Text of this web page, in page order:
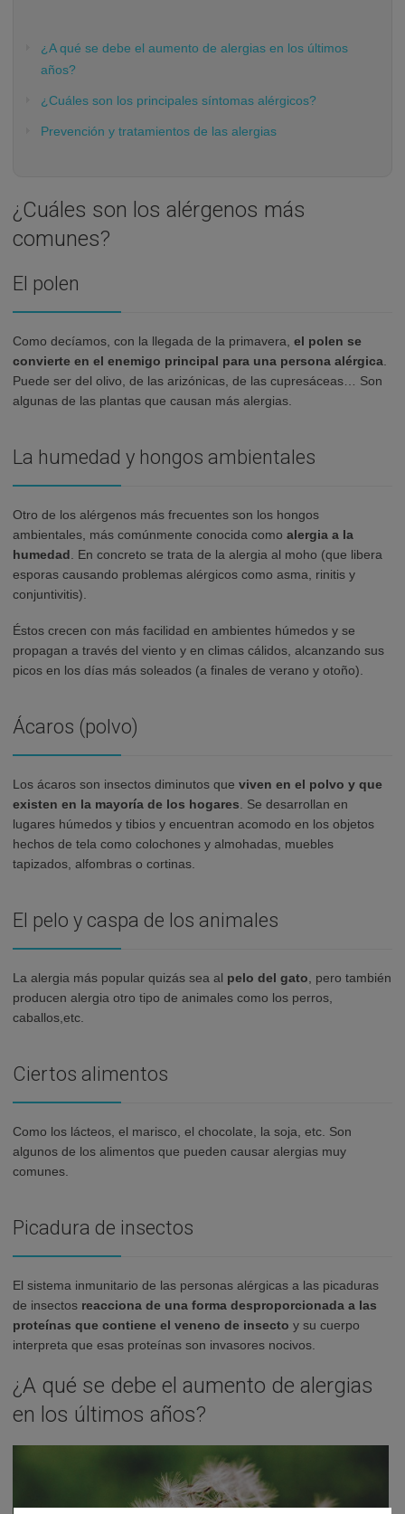
¿A qué se debe el aumento de alergias en los últimos
años?
¿Cuáles son los principales síntomas alérgicos?
Prevención y tratamientos de las alergias
¿Cuáles son los alérgenos más
comunes?
El polen
Como decíamos, con la llegada de la primavera, el polen se
convierte en el enemigo principal para una persona alérgica
Puede ser del olivo, de las arizónicas, de las cupresáceas… Son
algunas de las plantas que causan más alergias.
La humedad y hongos ambientales
Otro de los alérgenos más frecuentes son los hongos
ambientales, más comúnmente conocida como alergia a la
humedad . En concreto se trata de la alergia al moho (que libera
esporas causando problemas alérgicos como asma, rinitis y
conjuntivitis).
Éstos crecen con más facilidad en ambientes húmedos y se
propagan a través del viento y en climas cálidos, alcanzando sus
picos en los días más soleados (a finales de verano y otoño).
Ácaros (polvo)
Los ácaros son insectos diminutos que viven en el polvo y que
existen en la mayoría de los hogares . Se desarrollan en
lugares húmedos y tibios y encuentran acomodo en los objetos
hechos de tela como colochones y almohadas, muebles
tapizados, alfombras o cortinas.
El pelo y caspa de los animales
La alergia más popular quizás sea al pelo del gato , pero también
producen alergia otro tipo de animales como los perros,
caballos,etc.
Ciertos alimentos
Como los lácteos, el marisco, el chocolate, la soja, etc. Son
algunos de los alimentos que pueden causar alergias muy
comunes.
Picadura de insectos
El sistema inmunitario de las personas alérgicas a las picaduras
de insectos reacciona de una forma desproporcionada a las
proteínas que contiene el veneno de insecto y su cuerpo
interpreta que esas proteínas son invasores nocivos.
¿A qué se debe el aumento de alergias
en los últimos años?